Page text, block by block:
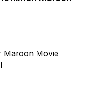
Maroon Movie